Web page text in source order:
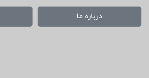
درباره ما